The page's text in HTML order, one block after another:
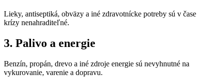
Lieky, antiseptiká, obväzy a iné zdravotnícke potreby sú v čase
krízy nenahraditeľné.
3. Palivo a energie
Benzín, propán, drevo a iné zdroje energie sú nevyhnutné na
vykurovanie, varenie a dopravu.